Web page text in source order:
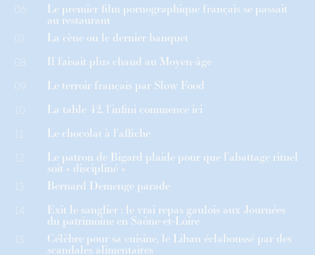
06 Le premier film pornographique français se passait
au restaurant
07 La cène ou le dernier banquet
08 Il faisait plus chaud au Moyen-âge
09 Le terroir français par Slow Food
10 La table 42, l’infini commence ici
11 Le chocolat à l’affiche
12 Le patron de Bigard plaide pour que l’abattage rituel
soit « discipliné »
13 Bernard Demenge parade
14 Exit le sanglier : le vrai repas gaulois aux Journées
du patrimoine en Saône-et-Loire
15 Célèbre pour sa cuisine, le Liban éclaboussé par des
scandales alimentaires